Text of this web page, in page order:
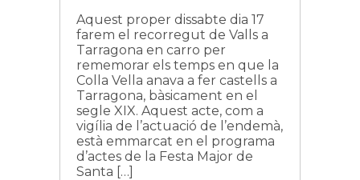
Aquest proper dissabte dia 17
farem el recorregut de Valls a
Tarragona en carro per
rememorar els temps en que la
Colla Vella anava a fer castells a
Tarragona, bàsicament en el
segle XIX. Aquest acte, com a
vigília de l’actuació de l’endemà,
està emmarcat en el programa
d’actes de la Festa Major de
Santa […]